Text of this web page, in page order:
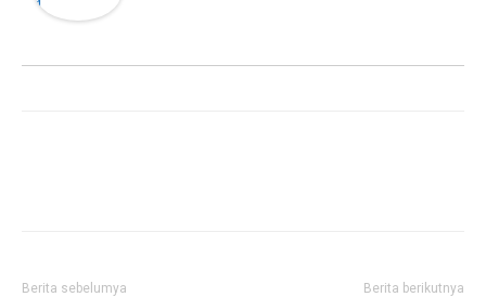
Berita sebelumya Berita berikutnya